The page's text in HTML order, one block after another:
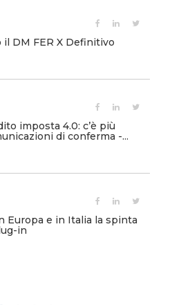
il DM FER X Definitivo
imposta 4.0: c’è più
di conferma -...
Europa e in Italia la spinta
in